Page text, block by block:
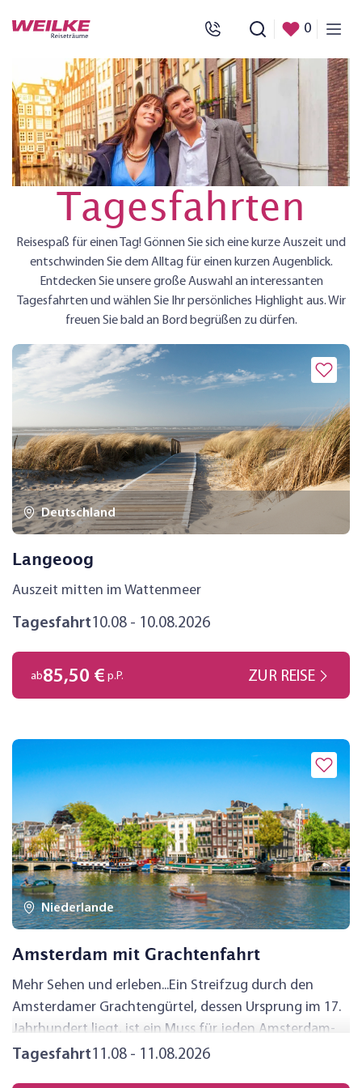
0
Tagesfahrten
Reisespaß für einen Tag! Gönnen Sie sich eine kurze Auszeit und
entschwinden Sie dem Alltag für einen kurzen Augenblick.
Entdecken Sie unsere große Auswahl an interessanten
Tagesfahrten und wählen Sie Ihr persönliches Highlight aus. Wir
freuen Sie bald an Bord begrüßen zu dürfen.
Deutschland
Langeoog
Auszeit mitten im Wattenmeer
Tagesfahrt10.08 - 10.08.2026
ab85,50 € p.P. ZUR REISE
Niederlande
Amsterdam mit Grachtenfahrt
Mehr Sehen und erleben...Ein Streifzug durch den
Amsterdamer Grachtengürtel, dessen Ursprung im 17.
Jahrhundert liegt, ist ein Muss für jeden Amsterdam-
Besucher. Zwar lassen sich die über 150 Grachten
Tagesfahrt11.08 - 11.08.2026